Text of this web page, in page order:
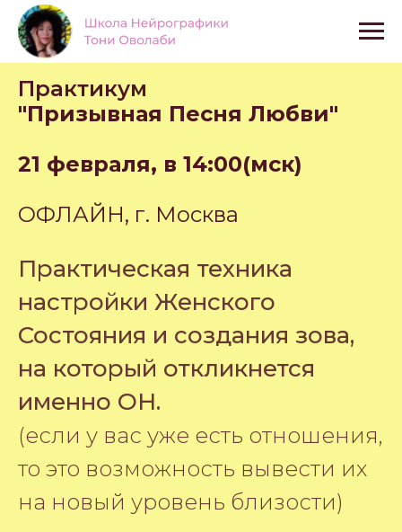
Практикум
"Призывная Песня Любви"
21 февраля, в 14:00(мск)
ОФЛАЙН, г. Москва
Практическая техника
настройки Женского
Состояния и создания зова,
на который откликнется
именно ОН.
(если у вас уже есть отношения,
то это возможность вывести их
на новый уровень близости)